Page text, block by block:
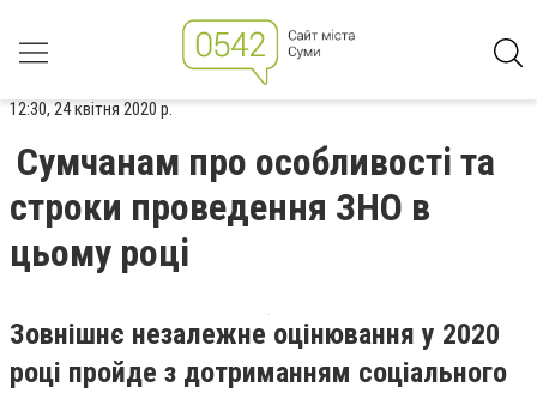
12:30, 24 квітня 2020 р.
Сумчанам про особливості та
строки проведення ЗНО в
цьому році
Зовнішнє незалежне оцінювання у 2020
році пройде з дотриманням соціального